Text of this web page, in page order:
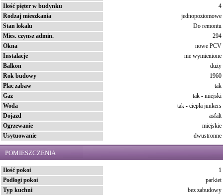
Ilość pięter w budynku
4
Rodzaj mieszkania
jednopoziomowe
Stan lokalu
Do remontu
Mies. czynsz admin.
294
Okna
nowe PCV
Instalacje
nie wymienione
Balkon
duży
Rok budowy
1960
Plac zabaw
tak
Gaz
tak - miejski
Woda
tak - ciepła junkers
Dojazd
asfalt
Ogrzewanie
miejskie
Usytuowanie
dwustronne
POMIESZCZENIA
Ilość pokoi
1
Podłogi pokoi
parkiet
Typ kuchni
bez zabudowy